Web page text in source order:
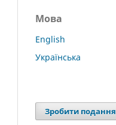
Мова
English
Українська
Зробити подання